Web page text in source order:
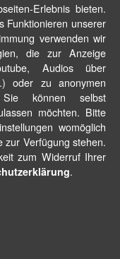
Erlebnis bieten.
Funktionieren unserer
verwenden wir
die zur Anzeige
Audios über
oder zu anonymen
Sie können selbst
möchten. Bitte
womöglich
zur Verfügung stehen.
zum Widerruf Ihrer
.